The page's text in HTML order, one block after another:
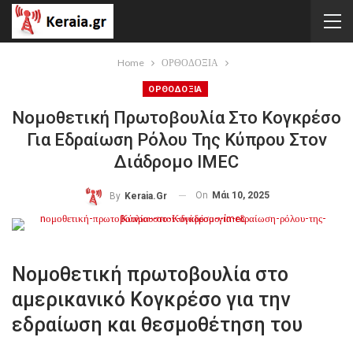
Home ΟΡΘΟΔΟΞΙΑ
ΟΡΘΟΔΟΞΙΑ
Nομοθετική Πρωτοβουλία Στο Κογκρέσο
Για Εδραίωση Ρόλου Της Κύπρου Στον
Διάδρομο IMEC
By Keraia.gr On Μάι 10, 2025
Nομοθετική πρωτοβουλία στο
αμερικανικό Κογκρέσο για την
εδραίωση και θεσμοθέτηση του